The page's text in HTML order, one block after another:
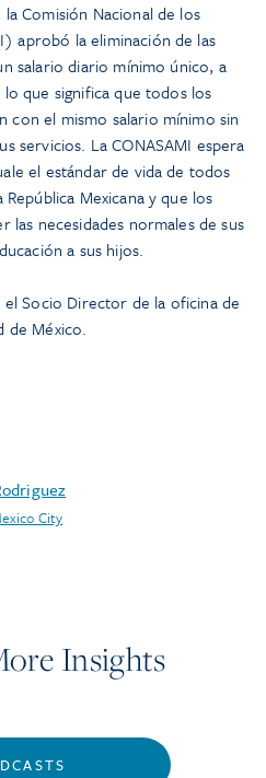
Comisión Nacional de los
aprobó la eliminación de las
salario diario mínimo único, a
que significa que todos los
con el mismo salario mínimo sin
servicios. La CONASAMI espera
el estándar de vida de todos
Mexicana y que los
las necesidades normales de sus
a sus hijos.
el Socio Director de la oficina de
de México.
City
Insights